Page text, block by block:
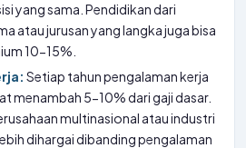
yang sama. Pendidikan dari
atau jurusan yang langka juga bisa
10-15%.
Setiap tahun pengalaman kerja
menambah 5-10% dari gaji dasar.
multinasional atau industri
dihargai dibanding pengalaman